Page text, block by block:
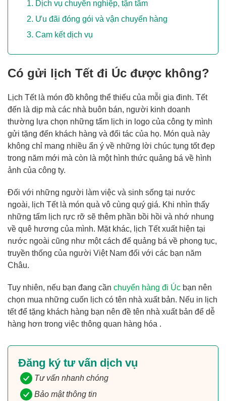
Dịch vụ chuyên nghiệp, tận tâm
Ưu đãi đóng gói và vận chuyển hàng
Cam kết dịch vụ
Có gửi lịch Tết đi Úc được không?
Lịch Tết là món đồ không thể thiếu của mỗi gia đinh. Tết
đến là dịp mà các nhà buôn bán, người kinh doanh
thường lựa chọn những tấm lịch in logo của công ty mình
gửi tặng đến khách hàng và đối tác của họ. Món quà này
không chỉ mang nhiều ẩn ý về những lời chúc tụng tốt đẹp
trong năm mới mà còn là một hình thức quảng bá về hình
ảnh của công ty.
Đối với những người làm việc và sinh sống tại nước
ngoài, lịch Tết là món quà vô cùng quý giá. Khi nhìn thấy
những tấm lịch rực rỡ sẽ thêm phần bồi hồi và nhớ nhung
về quê hương của mình. Mặt khác, lịch Tết xuất hiện tại
nước ngoài cũng như một cách để quảng bá về phong tục,
truyền thống của người Việt Nam đối với các bạn năm
Châu.
Tuy nhiên, nếu bạn đang cần chuyển hàng đi Úc bạn nên
chọn mua những cuốn lịch có tên nhà xuất bản. Nếu in lịch
tết để tặng khách hàng bạn nên đề tên nhà xuất bản để dễ
hàng hơn trong việc thông quan hàng hóa .
Đăng ký tư vấn dịch vụ
Tư vấn nhanh chóng
Bảo mật thông tin